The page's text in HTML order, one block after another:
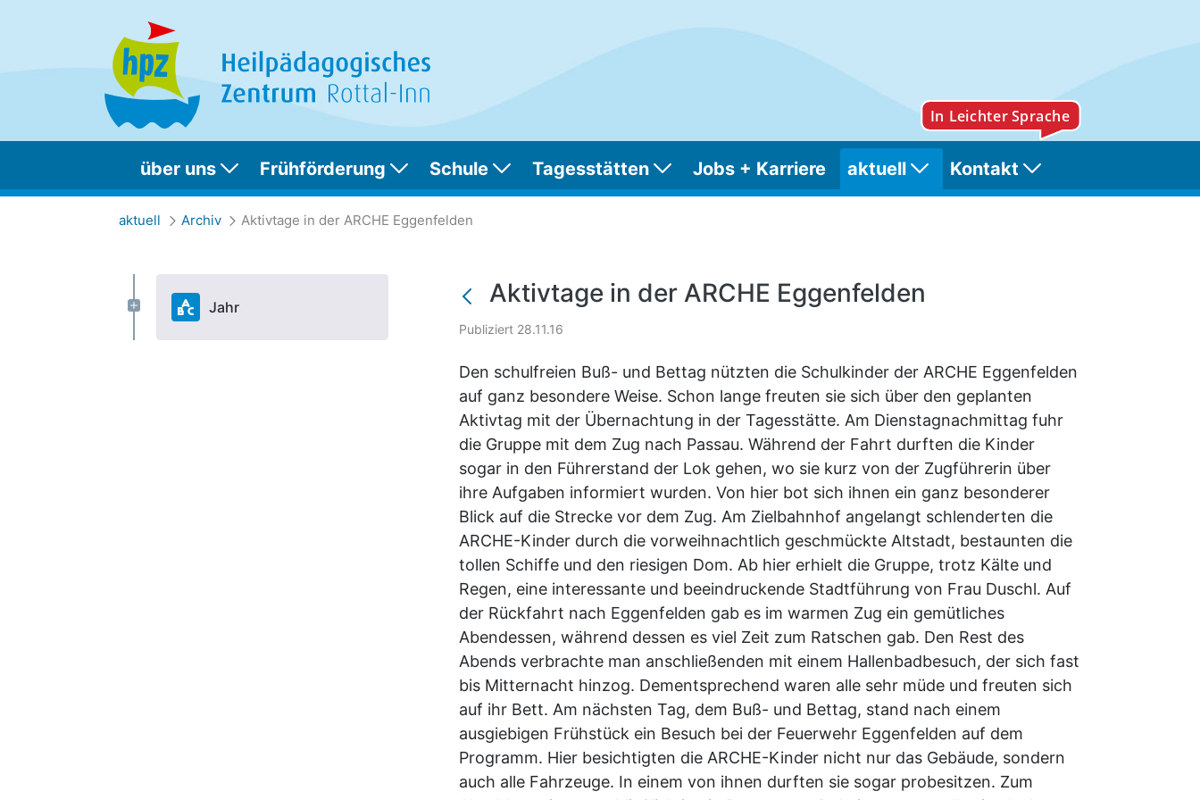
über uns Frühförderung Schule Tagesstätten Jobs + Karriere aktuell Kontakt
Aktivtage in der ARCHE Eggenfelden
aktuell Archiv Aktivtage in der ARCHE Eggenfelden
Jahr Aktivtage in der ARCHE Eggenfelden
Publiziert 28.11.16
Den schulfreien Buß- und Bettag nützten die Schulkinder der ARCHE Eggenfelden
auf ganz besondere Weise. Schon lange freuten sie sich über den geplanten
Aktivtag mit der Übernachtung in der Tagesstätte. Am Dienstagnachmittag fuhr
die Gruppe mit dem Zug nach Passau. Während der Fahrt durften die Kinder
sogar in den Führerstand der Lok gehen, wo sie kurz von der Zugführerin über
ihre Aufgaben informiert wurden. Von hier bot sich ihnen ein ganz besonderer
Blick auf die Strecke vor dem Zug. Am Zielbahnhof angelangt schlenderten die
ARCHE-Kinder durch die vorweihnachtlich geschmückte Altstadt, bestaunten die
tollen Schiffe und den riesigen Dom. Ab hier erhielt die Gruppe, trotz Kälte und
Regen, eine interessante und beeindruckende Stadtführung von Frau Duschl. Auf
der Rückfahrt nach Eggenfelden gab es im warmen Zug ein gemütliches
Abendessen, während dessen es viel Zeit zum Ratschen gab. Den Rest des
Abends verbrachte man anschließenden mit einem Hallenbadbesuch, der sich fast
bis Mitternacht hinzog. Dementsprechend waren alle sehr müde und freuten sich
auf ihr Bett. Am nächsten Tag, dem Buß- und Bettag, stand nach einem
ausgiebigen Frühstück ein Besuch bei der Feuerwehr Eggenfelden auf dem
Programm. Hier besichtigten die ARCHE-Kinder nicht nur das Gebäude, sondern
auch alle Fahrzeuge. In einem von ihnen durften sie sogar probesitzen. Zum